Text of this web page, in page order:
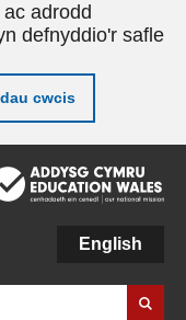
adrodd
defnyddio'r safle
cwcis
English